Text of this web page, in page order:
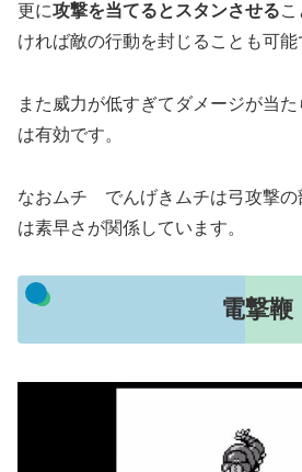
更に攻撃を当てるとスタンさせる
ければ敵の行動を封じることも可能
また威力が低すぎてダメージが当
は有効です。
なおムチ でんげきムチは弓攻撃の
は素早さが関係しています。
電撃鞭